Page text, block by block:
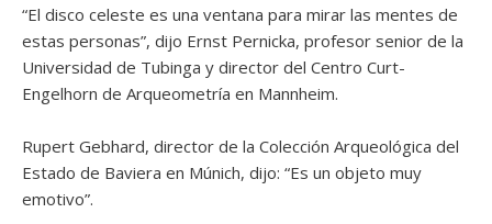
“El disco celeste es una ventana para mirar las mentes de
estas personas”, dijo Ernst Pernicka, profesor senior de la
Universidad de Tubinga y director del Centro Curt-
Engelhorn de Arqueometría en Mannheim.
Rupert Gebhard, director de la Colección Arqueológica del
Estado de Baviera en Múnich, dijo: “Es un objeto muy
emotivo”.